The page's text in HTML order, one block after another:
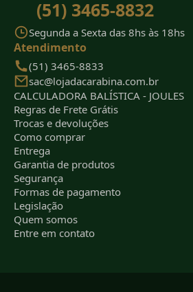
(51) 3465-8832
Segunda a Sexta das 8hs às 18hs
Atendimento
(51) 3465-8833
sac@lojadacarabina.com.br
CALCULADORA BALÍSTICA - JOULES
Regras de Frete Grátis
Trocas e devoluções
Como comprar
Entrega
Garantia de produtos
Segurança
Formas de pagamento
Legislação
Quem somos
Entre em contato